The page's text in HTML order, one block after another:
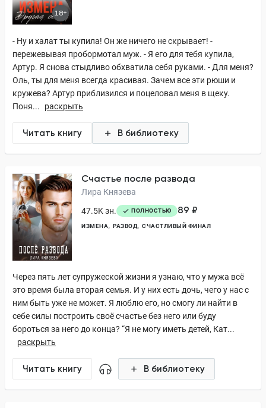
18+
- Ну и халат ты купила! Он же ничего не скрывает! -
пережевывая пробормотал муж. - Я его для тебя купила,
Артур. Я снова стыдливо обхватила себя руками. - Для меня?
Оль, ты для меня всегда красивая. Зачем все эти рюши и
кружева? Артур приблизился и поцеловал меня в щеку.
Поня...
раскрыть
Читать книгу В библиотеку
Счастье после развода
Лира Князева
47.5K зн.
ПОЛНОСТЬЮ 89 ₽
ИЗМЕНА РАЗВОД СЧАСТЛИВЫЙ ФИНАЛ
Через пять лет супружеской жизни я узнаю, что у мужа всё
это время была вторая семья. И у них есть дочь, чего у нас с
ним быть уже не может. Я люблю его, но смогу ли найти в
себе силы построить своё счастье без него или буду
бороться за него до конца? “Я не могу иметь детей, Кат...
раскрыть
Читать книгу В библиотеку